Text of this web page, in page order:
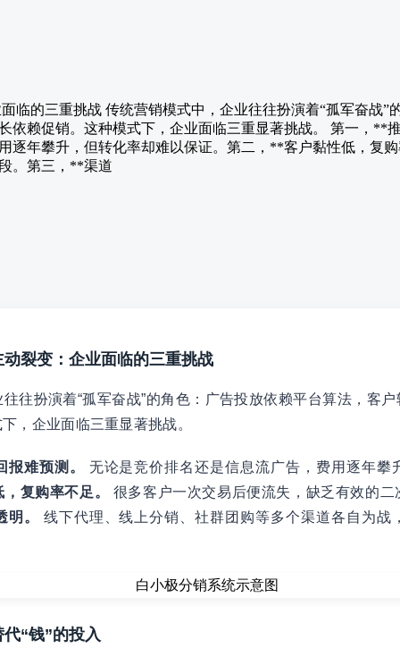
临的三重挑战 传统营销模式中，企业往往扮演着“孤军奋战”
依赖促销。这种模式下，企业面临三重显著挑战。 第一，**
逐年攀升，但转化率却难以保证。第二，**客户黏性低，复
。第三，**渠道
裂变：企业面临的三重挑战
往扮演着“孤军奋战”的角色：广告投放依赖平台算法，客
，企业面临三重显著挑战。
难预测。
无论是竞价排名还是信息流广告，费用逐年攀
复购率不足。
很多客户一次交易后便流失，缺乏有效的二
。
线下代理、线上分销、社群团购等多个渠道各自为战
“钱”的投入